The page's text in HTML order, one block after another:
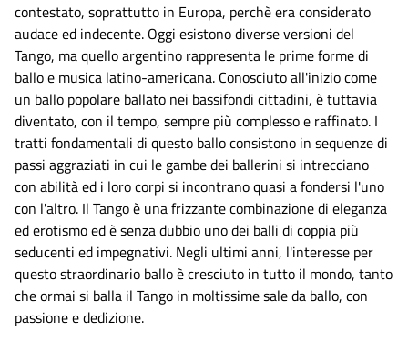
contestato, soprattutto in Europa, perchè era considerato
audace ed indecente. Oggi esistono diverse versioni del
Tango, ma quello argentino rappresenta le prime forme di
ballo e musica latino-americana. Conosciuto all'inizio come
un ballo popolare ballato nei bassifondi cittadini, è tuttavia
diventato, con il tempo, sempre più complesso e raffinato. I
tratti fondamentali di questo ballo consistono in sequenze di
passi aggraziati in cui le gambe dei ballerini si intrecciano
con abilità ed i loro corpi si incontrano quasi a fondersi l'uno
con l'altro. Il Tango è una frizzante combinazione di eleganza
ed erotismo ed è senza dubbio uno dei balli di coppia più
seducenti ed impegnativi. Negli ultimi anni, l'interesse per
questo straordinario ballo è cresciuto in tutto il mondo, tanto
che ormai si balla il Tango in moltissime sale da ballo, con
passione e dedizione.